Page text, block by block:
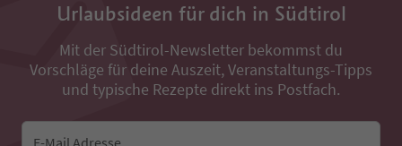
Urlaubsideen für dich in Südtirol
Mit der Südtirol-Newsletter bekommst du
Vorschläge für deine Auszeit, Veranstaltungs-Tipps
und typische Rezepte direkt ins Postfach.
E-Mail Adresse